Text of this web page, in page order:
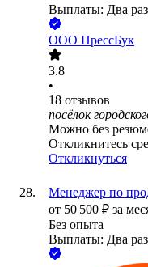
Выплаты: Два
ООО ПрессБук
3.8
•
18 отзывов
посёлок
Можно без
Откликнитесь
Откликнуться
Менеджер по
от 50 500 ₽ за
Без опыта
Выплаты: Два